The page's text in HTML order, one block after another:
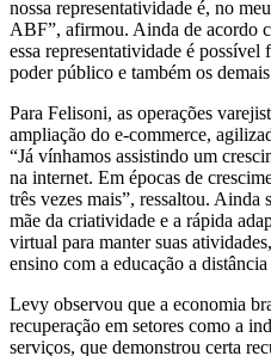
nossa representatividade é, no
ABF”, afirmou. Ainda de acordo
essa representatividade é
poder público e também os
Para Felisoni, as operações
ampliação do e-commerce,
“Já vínhamos assistindo um
na internet. Em épocas de
três vezes mais”, ressaltou. Ainda
mãe da criatividade e a rápida
virtual para manter suas
ensino com a educação a
Levy observou que a economia
recuperação em setores como a
serviços, que demonstrou certa